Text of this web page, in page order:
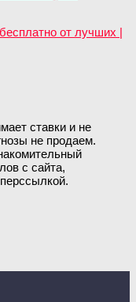
ставки и не
не продаем.
с сайта,